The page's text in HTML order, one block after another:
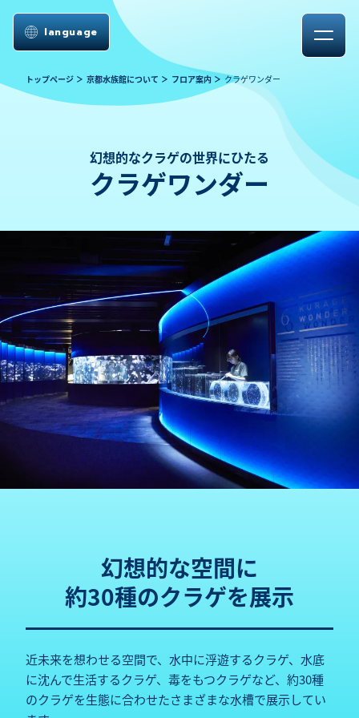
language
トップページ 京都水族館について フロア案内 クラゲワンダー
幻想的なクラゲの世界にひたる
クラゲワンダー
幻想的な空間に
約30種のクラゲを展示
近未来を想わせる空間で、水中に浮遊するクラゲ、水底
に沈んで生活するクラゲ、毒をもつクラゲなど、約30種
のクラゲを生態に合わせたさまざまな水槽で展示してい